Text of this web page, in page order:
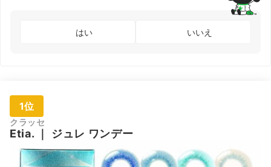
はい いいえ
1位
クラッセ
Etia. ジュレ ワンデー